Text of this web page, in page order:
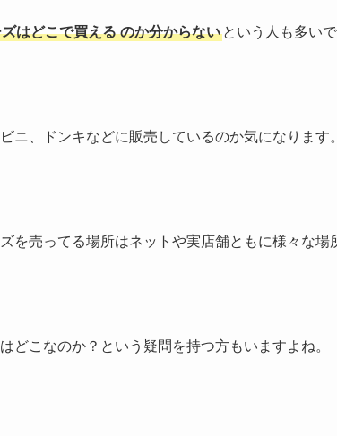
はどこで買える のか分からない という人も多いで
ニ、ドンキなどに販売しているのか気になります。
を売ってる場所はネットや実店舗ともに様々な場
どこなのか？という疑問を持つ方もいますよね。